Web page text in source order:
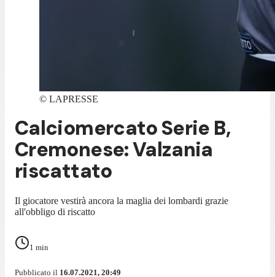
© LAPRESSE
Calciomercato Serie B,
Cremonese: Valzania
riscattato
Il giocatore vestirà ancora la maglia dei lombardi grazie
all'obbligo di riscatto
1 min
Pubblicato il 16.07.2021, 20:49